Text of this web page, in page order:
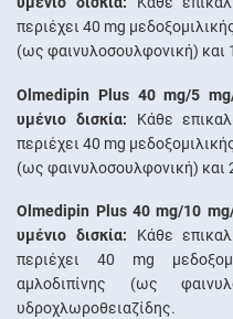
περιέχει 40 mg
(ως φαινυλοσουλφονική) και
Olmedipin Plus 40 mg/5
υμένιο δισκία: Κάθε
περιέχει 40 mg
(ως φαινυλοσουλφονική) και
Olmedipin Plus 40 mg/10
υμένιο δισκία: Κάθε
περιέχει 40 mg
αμλοδιπίνης (ως
υδροχλωροθειαζίδης.